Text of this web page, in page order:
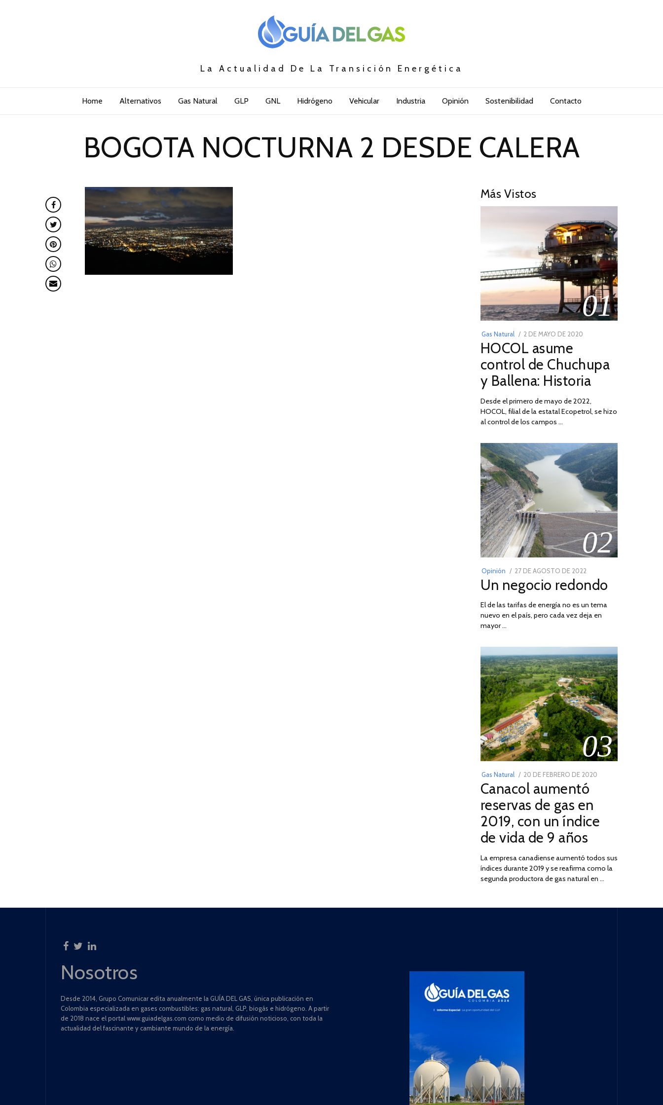
La Actualidad De La Transición Energética
Home Alternativos Gas Natural GLP GNL Hidrógeno Vehicular Industria Opinión Sostenibilidad Contacto
BOGOTA NOCTURNA 2 DESDE CALERA
Más Vistos
01
Gas Natural
POSTED
ON
2 DE MAYO DE 2020
DE
2026
HOCOL asume
control de Chuchupa
y Ballena: Historia
Desde el primero de mayo de 2022,
HOCOL, filial de la estatal Ecopetrol, se hizo
al control de los campos …
02
Opinión
POSTED
ON
27 DE AGOSTO DE 2022
DE
DE
2022
Un negocio redondo
El de las tarifas de energía no es un tema
nuevo en el país, pero cada vez deja en
mayor …
03
Gas Natural
POSTED
ON
20 DE FEBRERO DE 2020
2025
Canacol aumentó
reservas de gas en
2019, con un índice
de vida de 9 años
La empresa canadiense aumentó todos sus
índices durante 2019 y se reafirma como la
segunda productora de gas natural en …
Nosotros
Desde 2014, Grupo Comunicar edita anualmente la GUÍA DEL GAS, única publicación en
Colombia especializada en gases combustibles: gas natural, GLP, biogás e hidrógeno. A partir
de 2018 nace el portal www.guiadelgas.com como medio de difusión noticioso, con toda la
actualidad del fascinante y cambiante mundo de la energía.